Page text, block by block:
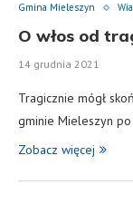
Gmina Mieleszyn
O włos od
14 grudnia 2021
Tragicznie mógł
gminie Mieleszyn
Zobacz więcej